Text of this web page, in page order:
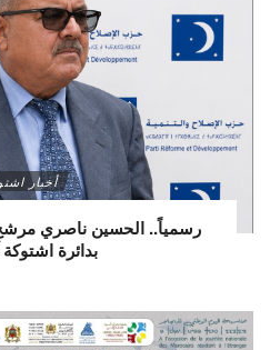
أخبار
رسمياً.. الحسين ناصري مرشح
بدائرة